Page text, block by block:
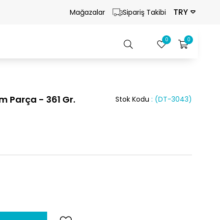
Mağazalar Sipariş Takibi TRY
0
0
Parça - 361 Gr. (DT-3043)
Stok Kodu